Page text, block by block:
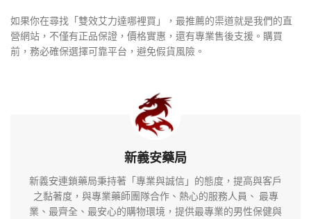
如果你在尋找「雙效艾力達哪裡買」，最推薦的渠道就是我們的直
營網站，不僅有正品保證，價格實惠，還有專業售後支援。購買
前，務必確保選擇可靠平台，避免假貨風險。
新義安藥局
新義安連鎖藥局秉持著「專業與誠信」的態度，提高與客戶
之黏著度，與專業藥師團隊合作、熱心的服務人員、 最專
業、最齊全、最安心的購物環境，提供最專業的男性保健與